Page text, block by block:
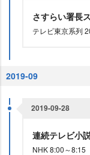
さすらい署長
テレビ東京系列
2019-09
2019-09-28
連続テレビ小
NHK 8:00～8:15